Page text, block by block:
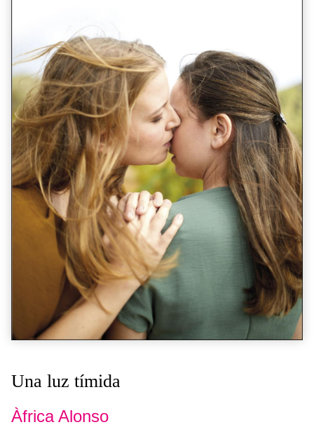
Una luz tímida
Àfrica Alonso